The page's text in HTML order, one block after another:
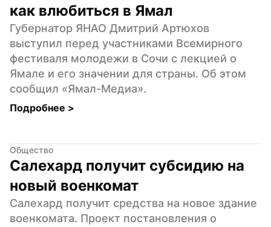
как влюбиться в Ямал
Губернатор ЯНАО Дмитрий Артюхов
выступил перед участниками Всемирного
фестиваля молодежи в Сочи с лекцией о
Ямале и его значении для страны. Об этом
сообщил «Ямал-Медиа».
Подробнее >
Общество
Салехард получит субсидию на
новый военкомат
Салехард получит средства на новое здание
военкомата. Проект постановления о